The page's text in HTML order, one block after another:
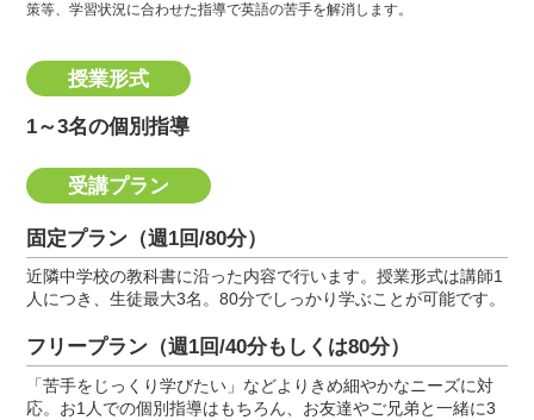
策等、学習状況に合わせた指導で英語の苦手を解消します。
授業形式
1～3名の個別指導
受講プラン
固定プラン（週1回/80分）
近隣中学校の教科書に沿った内容で行います。授業形式は講師1
人につき、生徒最大3名。80分でしっかり学ぶことが可能です。
フリープラン（週1回/40分もしくは80分）
「苦手をじっくり学びたい」などよりきめ細やかなニーズに対
応。お1人での個別指導はもちろん、お友達やご兄弟と一緒に3